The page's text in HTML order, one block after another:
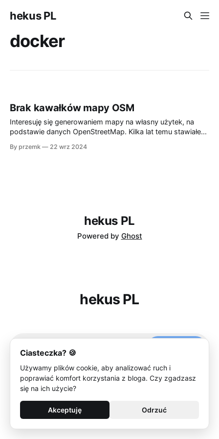
Ciasteczka? 🍪
Używamy plików cookie, aby analizować ruch i
poprawiać komfort korzystania z bloga. Czy zgadzasz
się na ich użycie?
Akceptuję Odrzuć
hekus PL
docker
Brak kawałków mapy OSM
Interesuję się generowaniem mapy na własny użytek, na
podstawie danych OpenStreetMap. Kilka lat temu stawiałem
można skorzystać z gotowego obrazu dockerowego
By przemk 22 wrz 2024
hekus PL
Powered by Ghost
hekus PL